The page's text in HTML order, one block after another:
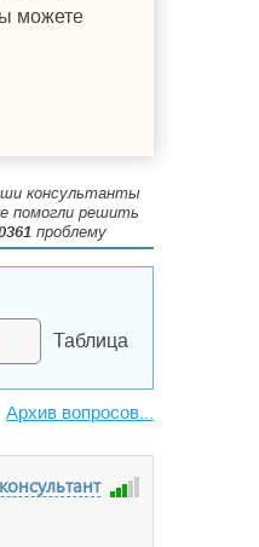
можете
консультанты
помогли решить
проблему
Таблица
Архив вопросов...